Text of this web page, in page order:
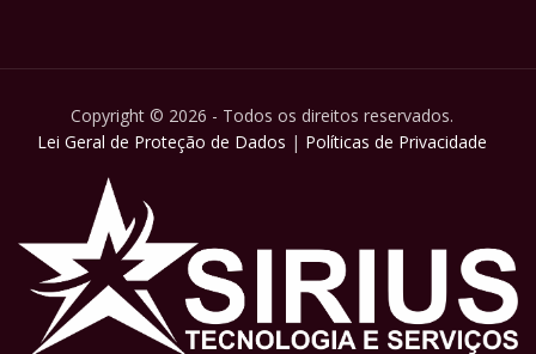
Copyright © 2026 - Todos os direitos reservados.
Lei Geral de Proteção de Dados | Políticas de Privacidade